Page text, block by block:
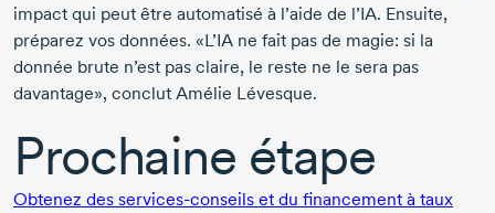
impact qui peut être automatisé à l’aide de l’IA. Ensuite,
préparez vos données. «L’IA ne fait pas de magie: si la
donnée brute n’est pas claire, le reste ne le sera pas
davantage», conclut Amélie Lévesque.
Prochaine étape
Obtenez des services-conseils et du financement à taux